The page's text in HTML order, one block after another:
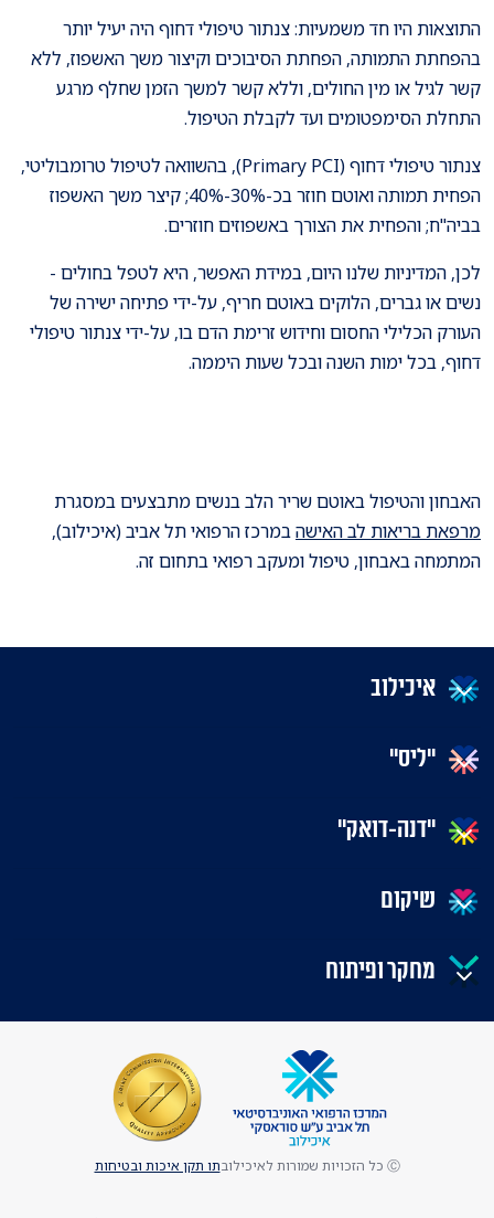
התוצאות היו חד משמעיות: צנתור טיפולי דחוף היה יעיל יותר
בהפחתת התמותה, הפחתת הסיבוכים וקיצור משך האשפוז, ללא
קשר לגיל או מין החולים, וללא קשר למשך הזמן שחלף מרגע
התחלת הסימפטומים ועד לקבלת הטיפול.
צנתור טיפולי דחוף (Primary PCI), בהשוואה לטיפול טרומבוליטי,
הפחית תמותה ואוטם חוזר בכ-30%-40%; קיצר משך האשפוז
בביה"ח; והפחית את הצורך באשפוזים חוזרים.
לכן, המדיניות שלנו היום, במידת האפשר, היא לטפל בחולים -
נשים או גברים, הלוקים באוטם חריף, על-ידי פתיחה ישירה של
העורק הכלילי החסום וחידוש זרימת הדם בו, על-ידי צנתור טיפולי
דחוף, בכל ימות השנה ובכל שעות היממה.
האבחון והטיפול באוטם שריר הלב בנשים מתבצעים במסגרת
מרפאת בריאות לב האישהבמרכז הרפואי תל אביב (איכילוב),
המתמחה באבחון, טיפול ומעקב רפואי בתחום זה.
איכילוב
"ליס"
"דנה-דואק"
שיקום
מחקר ופיתוח
Ⓒ כל הזכויות שמורות לאיכילוב תו תקן איכות ובטיחות